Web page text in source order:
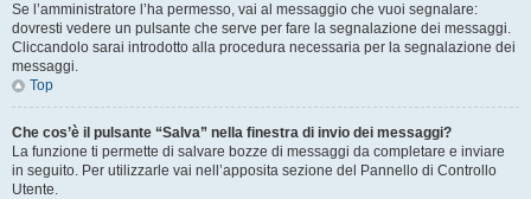
Se l’amministratore l’ha permesso, vai al messaggio che vuoi segnalare:
dovresti vedere un pulsante che serve per fare la segnalazione dei messaggi.
Cliccandolo sarai introdotto alla procedura necessaria per la segnalazione dei
messaggi.
Top
Che cos’è il pulsante “Salva” nella finestra di invio dei messaggi?
La funzione ti permette di salvare bozze di messaggi da completare e inviare
in seguito. Per utilizzarle vai nell’apposita sezione del Pannello di Controllo
Utente.